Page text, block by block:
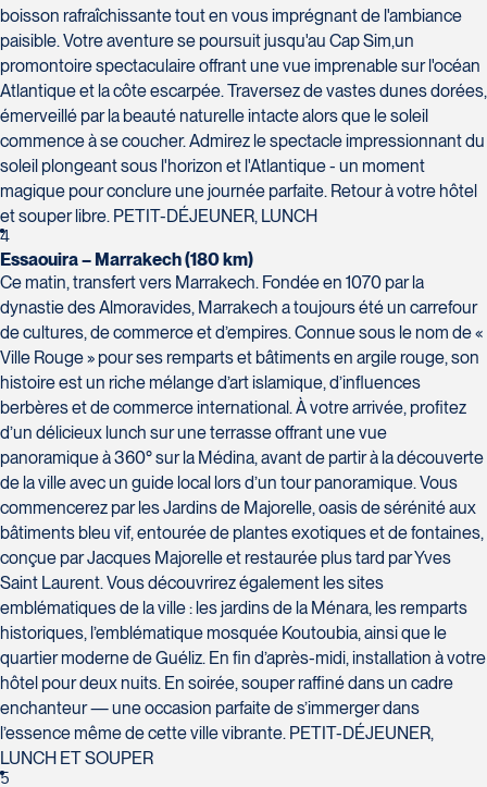
boisson rafraîchissante tout en vous imprégnant de l'ambiance
paisible. Votre aventure se poursuit jusqu'au Cap Sim,un
promontoire spectaculaire offrant une vue imprenable sur l'océan
Atlantique et la côte escarpée. Traversez de vastes dunes dorées,
émerveillé par la beauté naturelle intacte alors que le soleil
commence à se coucher. Admirez le spectacle impressionnant du
soleil plongeant sous l'horizon et l'Atlantique - un moment
magique pour conclure une journée parfaite. Retour à votre hôtel
et souper libre. PETIT-DÉJEUNER, LUNCH
4
Essaouira – Marrakech (180 km)
Ce matin, transfert vers Marrakech. Fondée en 1070 par la
dynastie des Almoravides, Marrakech a toujours été un carrefour
de cultures, de commerce et d’empires. Connue sous le nom de «
Ville Rouge » pour ses remparts et bâtiments en argile rouge, son
histoire est un riche mélange d’art islamique, d’influences
berbères et de commerce international. À votre arrivée, profitez
d’un délicieux lunch sur une terrasse offrant une vue
panoramique à 360° sur la Médina, avant de partir à la découverte
de la ville avec un guide local lors d’un tour panoramique. Vous
commencerez par les Jardins de Majorelle, oasis de sérénité aux
bâtiments bleu vif, entourée de plantes exotiques et de fontaines,
conçue par Jacques Majorelle et restaurée plus tard par Yves
Saint Laurent. Vous découvrirez également les sites
emblématiques de la ville : les jardins de la Ménara, les remparts
historiques, l’emblématique mosquée Koutoubia, ainsi que le
quartier moderne de Guéliz. En fin d’après-midi, installation à votre
hôtel pour deux nuits. En soirée, souper raffiné dans un cadre
enchanteur — une occasion parfaite de s’immerger dans
l’essence même de cette ville vibrante. PETIT-DÉJEUNER,
LUNCH ET SOUPER
5